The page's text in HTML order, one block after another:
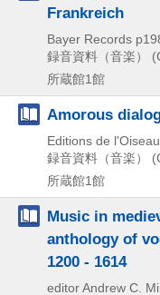
Frankreich
Bayer Records
録音資料（音楽）
所蔵館1館
Amorous
Editions de
録音資料（音楽）
所蔵館1館
Music in
anthology of
1200 - 1614
editor Andrew C.